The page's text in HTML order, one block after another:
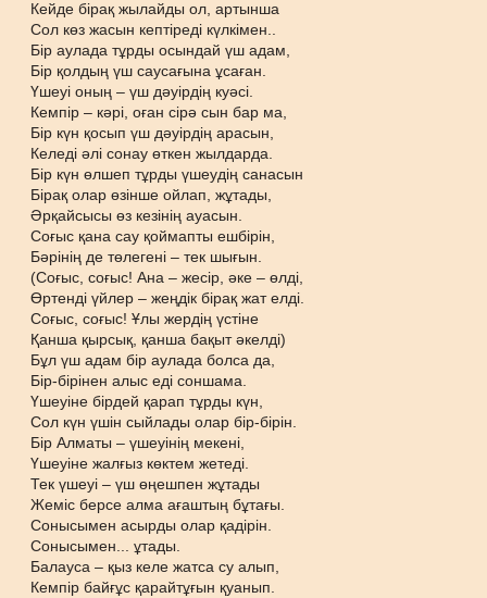
Кейде бірақ жылайды ол, артынша
Сол көз жасын кептіреді күлкімен..
Бір аулада тұрды осындай үш адам,
Бір қолдың үш саусағына ұсаған.
Үшеуі оның – үш дәуірдің куәсі.
Кемпір – кәрі, оған сірә сын бар ма,
Бір күн қосып үш дәуірдің арасын,
Келеді әлі сонау өткен жылдарда.
Бір күн өлшеп тұрды үшеудің санасын
Бірақ олар өзінше ойлап, жұтады,
Әрқайсысы өз кезінің ауасын.
Соғыс қана сау қоймапты ешбірін,
Бәрінің де төлегені – тек шығын.
(Соғыс, соғыс! Ана – жесір, әке – өлді,
Өртенді үйлер – жеңдік бірақ жат елді.
Соғыс, соғыс! Ұлы жердің үстіне
Қанша қырсық, қанша бақыт әкелді)
Бұл үш адам бір аулада болса да,
Бір-бірінен алыс еді соншама.
Үшеуіне бірдей қарап тұрды күн,
Сол күн үшін сыйлады олар бір-бірін.
Бір Алматы – үшеуінің мекені,
Үшеуіне жалғыз көктем жетеді.
Тек үшеуі – үш өңешпен жұтады
Жеміс берсе алма ағаштың бұтағы.
Сонысымен асырды олар қадірін.
Сонысымен... ұтады.
Балауса – қыз келе жатса су алып,
Кемпір байғұс қарайтұғын қуанып.